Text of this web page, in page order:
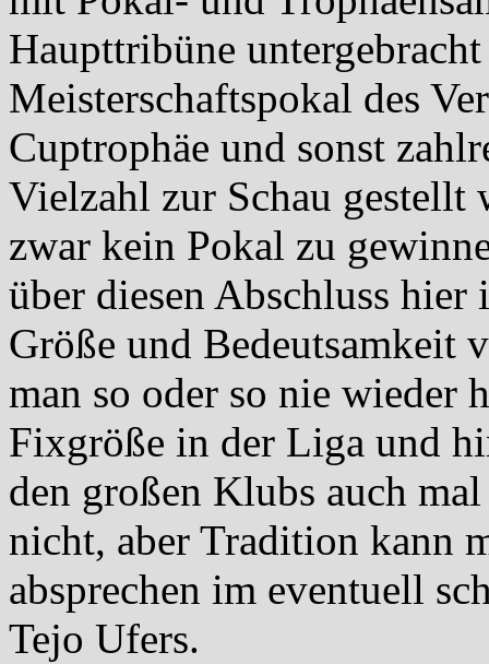
Haupttribüne
Meisterschaftspokal des
Cuptrophäe und sonst
Vielzahl zur Schau gestellt
zwar kein Pokal zu
über diesen Abschluss
Größe und Bedeutsamkeit
man so oder so nie wieder
Fixgröße in der Liga und
den großen Klubs auch
nicht, aber Tradition kann
absprechen im eventuell
Tejo Ufers.